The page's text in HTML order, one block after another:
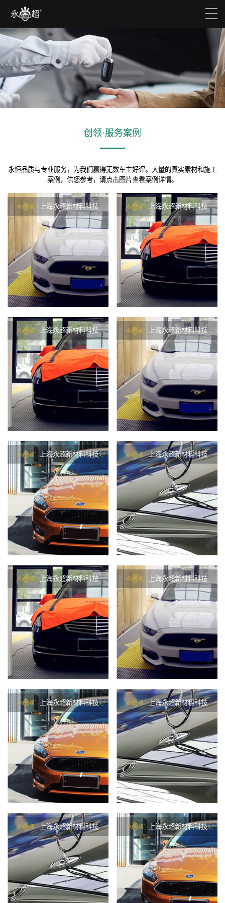
创领·服务案例
永恒品质与专业服务，为我们赢得无数车主好评。大量的真实素材和施工
案例，供您参考，请点击图片查看案例详情。
上海永超新材料科技 上海永超新材料科技
上海永超新材料科技 上海永超新材料科技
上海永超新材料科技 上海永超新材料科技
上海永超新材料科技 上海永超新材料科技
上海永超新材料科技 上海永超新材料科技
上海永超新材料科技 上海永超新材料科技